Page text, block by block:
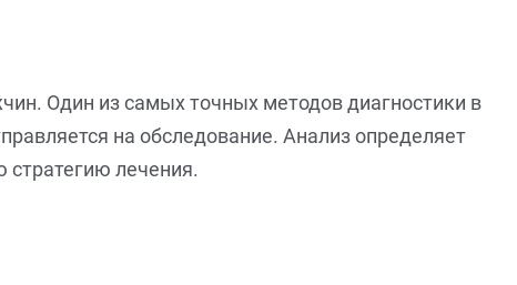
Один из самых точных методов диагностики в
на обследование. Анализ определяет
лечения.